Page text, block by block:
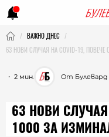
ВАЖНО ДНЕС
63 НОВИ СЛУЧАЯ НА COVID-19,
・ 2 мин. От Булевард
63 НОВИ СЛУЧАЯ
1000 ЗА